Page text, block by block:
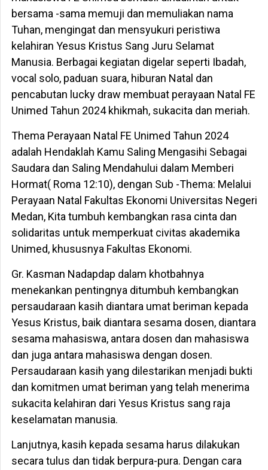
bersama -sama memuji dan memuliakan nama
Tuhan, mengingat dan mensyukuri peristiwa
kelahiran Yesus Kristus Sang Juru Selamat
Manusia. Berbagai kegiatan digelar seperti Ibadah,
vocal solo, paduan suara, hiburan Natal dan
pencabutan lucky draw membuat perayaan Natal FE
Unimed Tahun 2024 khikmah, sukacita dan meriah.
Thema Perayaan Natal FE Unimed Tahun 2024
adalah Hendaklah Kamu Saling Mengasihi Sebagai
Saudara dan Saling Mendahului dalam Memberi
Hormat( Roma 12:10), dengan Sub -Thema: Melalui
Perayaan Natal Fakultas Ekonomi Universitas Negeri
Medan, Kita tumbuh kembangkan rasa cinta dan
solidaritas untuk memperkuat civitas akademika
Unimed, khususnya Fakultas Ekonomi.
Gr. Kasman Nadapdap dalam khotbahnya
menekankan pentingnya ditumbuh kembangkan
persaudaraan kasih diantara umat beriman kepada
Yesus Kristus, baik diantara sesama dosen, diantara
sesama mahasiswa, antara dosen dan mahasiswa
dan juga antara mahasiswa dengan dosen.
Persaudaraan kasih yang dilestarikan menjadi bukti
dan komitmen umat beriman yang telah menerima
sukacita kelahiran dari Yesus Kristus sang raja
keselamatan manusia.
Lanjutnya, kasih kepada sesama harus dilakukan
secara tulus dan tidak berpura-pura. Dengan cara